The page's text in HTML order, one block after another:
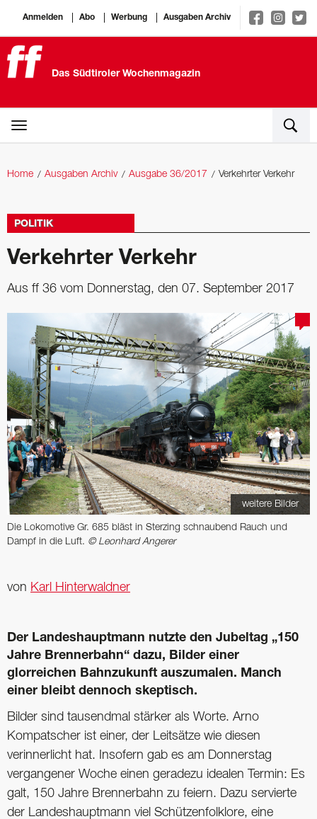
Anmelden Abo Werbung Ausgaben Archiv
Das Südtiroler Wochenmagazin
Home Ausgaben Archiv Ausgabe 36/2017 Verkehrter Verkehr
POLITIK
Verkehrter Verkehr
Aus ff 36 vom Donnerstag, den 07. September 2017
weitere Bilder
Die Lokomotive Gr. 685 bläst in Sterzing schnaubend Rauch und
Dampf in die Luft. © Leonhard Angerer
von Karl Hinterwaldner
Der Landeshauptmann nutzte den Jubeltag „150
Jahre Brennerbahn“ dazu, Bilder einer
glorreichen Bahnzukunft auszumalen. Manch
einer bleibt dennoch skeptisch.
Bilder sind tausendmal stärker als Worte. Arno
Kompatscher ist einer, der Leitsätze wie diesen
verinnerlicht hat. Insofern gab es am Donnerstag
vergangener Woche einen geradezu idealen Termin: Es
galt, 150 Jahre Brennerbahn zu feiern. Dazu servierte
der Landeshauptmann viel Schützenfolklore, eine